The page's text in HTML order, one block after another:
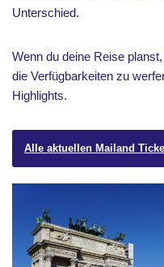
Unterschied.
Wenn du deine Reise
die Verfügbarkeiten zu
Highlights.
Alle aktuellen Mailand